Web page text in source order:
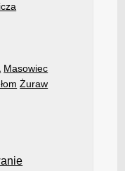
Masowiec
Żuraw